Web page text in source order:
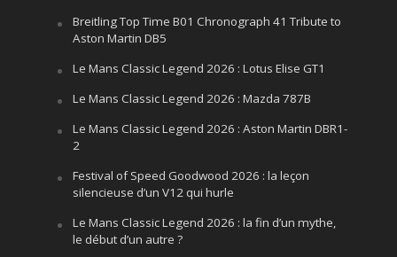
Breitling Top Time B01 Chronograph 41 Tribute to
Aston Martin DB5
Le Mans Classic Legend 2026 : Lotus Elise GT1
Le Mans Classic Legend 2026 : Mazda 787B
Le Mans Classic Legend 2026 : Aston Martin DBR1-
2
Festival of Speed Goodwood 2026 : la leçon
silencieuse d’un V12 qui hurle
Le Mans Classic Legend 2026 : la fin d’un mythe,
le début d’un autre ?